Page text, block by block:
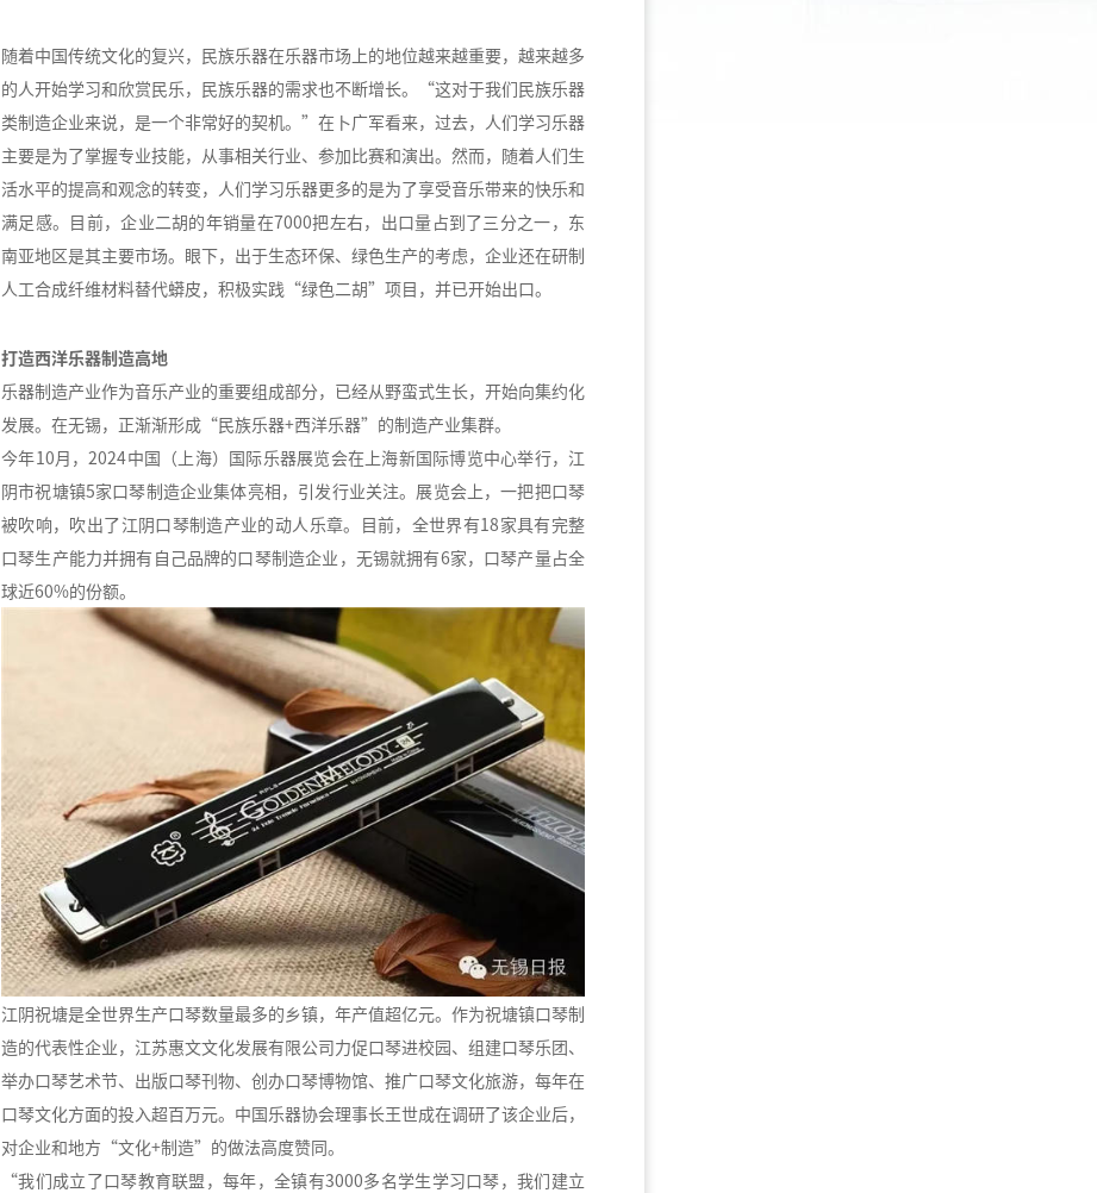
随着中国传统文化的复兴，民族乐器在乐器市场上的地位越来越重要，越来越多
的人开始学习和欣赏民乐，民族乐器的需求也不断增长。“这对于我们民族乐器
类制造企业来说，是一个非常好的契机。”在卜广军看来，过去，人们学习乐器
主要是为了掌握专业技能，从事相关行业、参加比赛和演出。然而，随着人们生
活水平的提高和观念的转变，人们学习乐器更多的是为了享受音乐带来的快乐和
满足感。目前，企业二胡的年销量在7000把左右，出口量占到了三分之一，东
南亚地区是其主要市场。眼下，出于生态环保、绿色生产的考虑，企业还在研制
人工合成纤维材料替代蟒皮，积极实践“绿色二胡”项目，并已开始出口。
打造西洋乐器制造高地
乐器制造产业作为音乐产业的重要组成部分，已经从野蛮式生长，开始向集约化
发展。在无锡，正渐渐形成“民族乐器+西洋乐器”的制造产业集群。
今年10月，2024中国（上海）国际乐器展览会在上海新国际博览中心举行，江
阴市祝塘镇5家口琴制造企业集体亮相，引发行业关注。展览会上，一把把口琴
被吹响，吹出了江阴口琴制造产业的动人乐章。目前，全世界有18家具有完整
口琴生产能力并拥有自己品牌的口琴制造企业，无锡就拥有6家，口琴产量占全
球近60%的份额。
江阴祝塘是全世界生产口琴数量最多的乡镇，年产值超亿元。作为祝塘镇口琴制
造的代表性企业，江苏惠文文化发展有限公司力促口琴进校园、组建口琴乐团、
举办口琴艺术节、出版口琴刊物、创办口琴博物馆、推广口琴文化旅游，每年在
口琴文化方面的投入超百万元。中国乐器协会理事长王世成在调研了该企业后，
对企业和地方“文化+制造”的做法高度赞同。
“我们成立了口琴教育联盟，每年，全镇有3000多名学生学习口琴，我们建立